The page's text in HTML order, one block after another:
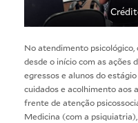
No atendimento
desde o início com as ações
egressos e alunos do
cuidados e acolhimento aos
frente de atenção
Medicina (com a